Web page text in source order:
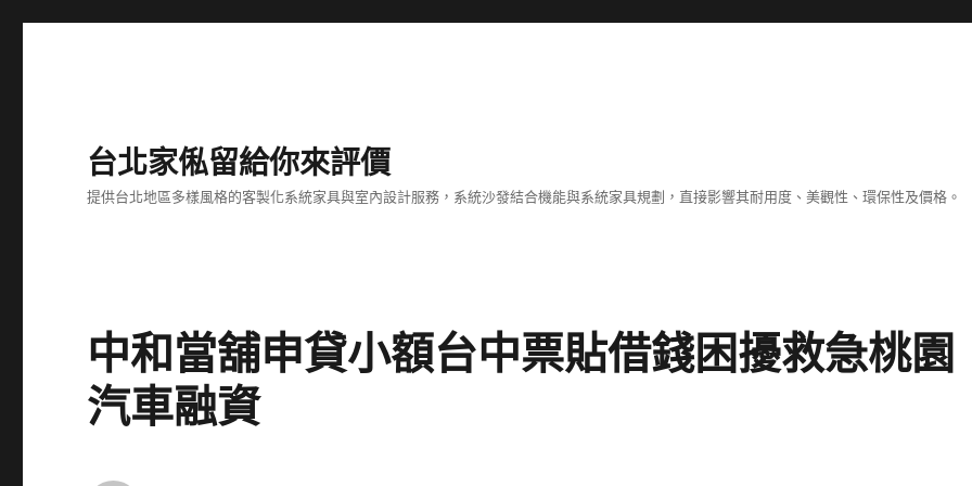
台北家俬留給你來評價
提供台北地區多樣風格的客製化系統家具與室內設計服務，系統沙發結合機能與系統家具規劃，直接影響其耐用度、美觀性、環保性及價格。
中和當舖申貸小額台中票貼借錢困擾救急桃園
汽車融資